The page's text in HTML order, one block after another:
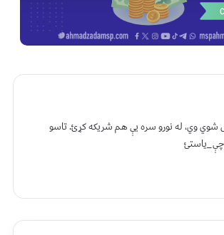
شوي وي، له نورو سره یې هم شریکه کړئ. تاسو